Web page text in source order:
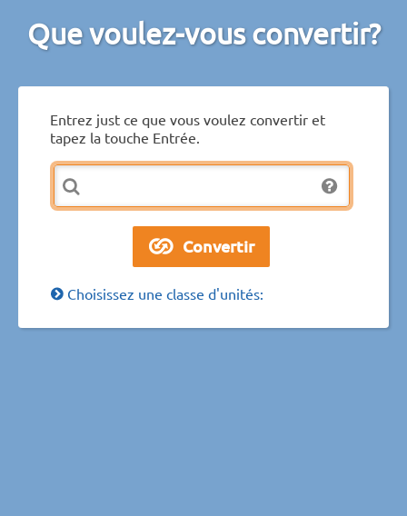
Que voulez-vous convertir?
Entrez just ce que vous voulez convertir et
tapez la touche Entrée.
Choisissez une classe d'unités: